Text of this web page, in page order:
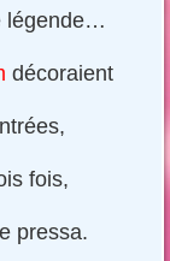
légende…
décoraient
fois,
pressa.